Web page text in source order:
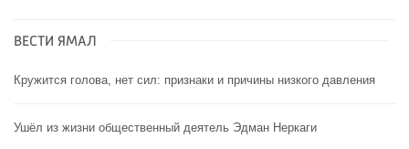
ВЕСТИ ЯМАЛ
Кружится голова, нет сил: признаки и причины низкого давления
Ушёл из жизни общественный деятель Эдман Неркаги